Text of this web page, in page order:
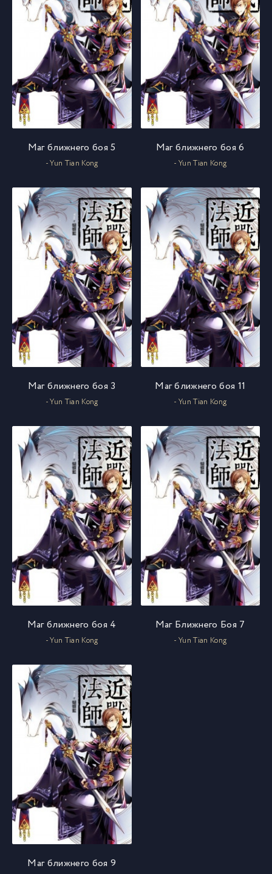
Маг ближнего боя 5
- Yun Tian Kong
Маг ближнего боя 6
- Yun Tian Kong
Маг ближнего боя 3
- Yun Tian Kong
Маг ближнего боя 11
- Yun Tian Kong
Маг ближнего боя 4
- Yun Tian Kong
Маг Ближнего Боя 7
- Yun Tian Kong
Маг ближнего боя 9